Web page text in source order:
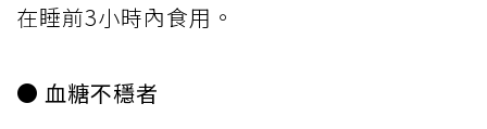
在睡前3小時內食用。
● 血糖不穩者